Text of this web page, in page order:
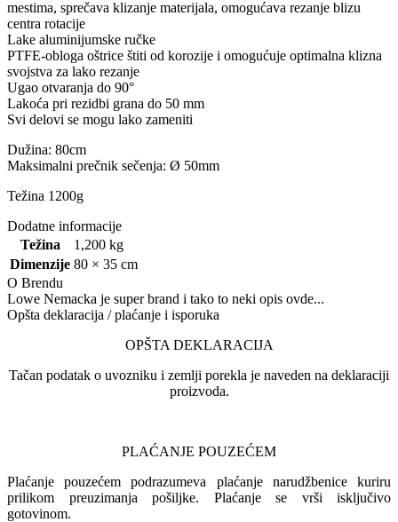
mestima, sprečava klizanje materijala, omogućava rezanje blizu
centra rotacije
Lake aluminijumske ručke
PTFE-obloga oštrice štiti od korozije i omogućuje optimalna klizna
svojstva za lako rezanje
Ugao otvaranja do 90°
Lakoća pri rezidbi grana do 50 mm
Svi delovi se mogu lako zameniti
Dužina: 80cm
Maksimalni prečnik sečenja: Ø 50mm
Težina 1200g
Dodatne informacije
Težina
1,200 kg
Dimenzije 80 × 35 cm
O Brendu
Lowe Nemacka je super brand i tako to neki opis ovde...
Opšta deklaracija / plaćanje i isporuka
OPŠTA DEKLARACIJA
Tačan podatak o uvozniku i zemlji porekla je naveden na deklaraciji
proizvoda.
PLAĆANJE POUZEĆEM
Plaćanje pouzećem podrazumeva plaćanje narudžbenice kuriru
prilikom preuzimanja pošiljke. Plaćanje se vrši isključivo
gotovinom.